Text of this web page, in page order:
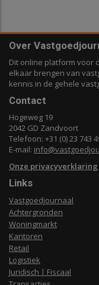
Over
Dit online platform voor
elkaar brengen van
kennis in de gehele
Contact
Hogeweg 19
2042 GD Zandvoort
Telefoon: +31 (0) 23 743
E-mail:
Onze privacyverklaring
Links
Vastgoedjournaal
Achtergronden
Woningmarkt
Kantoren
Retail
Logistiek
Juridisch | Fiscaal